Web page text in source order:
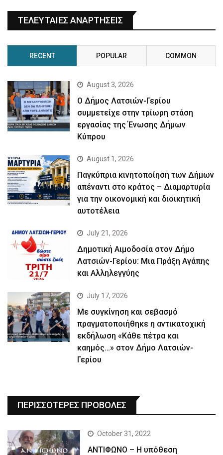
ΤΕΛΕΥΤΑΙΕΣ ΑΝΑΡΤΗΣΕΙΣ
RECENT POPULAR COMMON
August 3, 2026
Ο Δήμος Λατσιών-Γερίου
συμμετείχε στην τρίωρη στάση
εργασίας της Ένωσης Δήμων
Κύπρου
August 1, 2026
Παγκύπρια κινητοποίηση των Δήμων
απέναντι στο κράτος – Διαμαρτυρία
για την οικονομική και διοικητική
αυτοτέλεια
July 21, 2026
Δημοτική Αιμοδοσία στον Δήμο
Λατσιών-Γερίου: Μια Πράξη Αγάπης
και Αλληλεγγύης
July 17, 2026
Με συγκίνηση και σεβασμό
πραγματοποιήθηκε η αντικατοχική
εκδήλωση «Κάθε πέτρα και
καημός…» στον Δήμο Λατσιών-
Γερίου
ΠΕΡΙΣΣΟΤΕΡΕΣ ΠΡΟΒΟΛΕΣ
October 31, 2022
ΑΝΤΙΦΩΝΟ – Η υπόθεση